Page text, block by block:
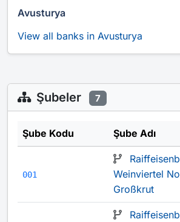
Avusturya
View all banks in Avusturya
Şubeler 7
Şube Kodu Şube Adı
001
Weinviertel
Großkrut